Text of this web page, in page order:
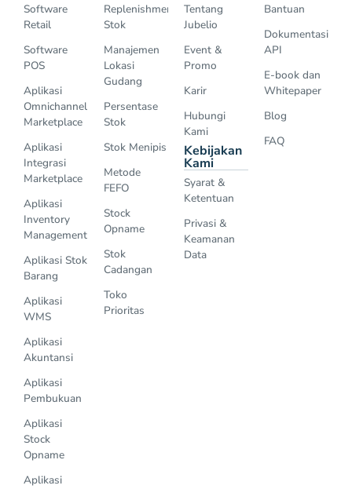
Software
Retail
Software
POS
Aplikasi
Omnichannel
Marketplace
Aplikasi
Integrasi
Marketplace
Aplikasi
Inventory
Management
Aplikasi Stok
Barang
Aplikasi
WMS
Aplikasi
Akuntansi
Aplikasi
Pembukuan
Aplikasi
Stock
Opname
Aplikasi
Replenishment
Stok
Manajemen
Lokasi
Gudang
Persentase
Stok
Stok Menipis
Metode
FEFO
Stock
Opname
Stok
Cadangan
Toko
Prioritas
Tentang
Jubelio
Event &
Promo
Karir
Hubungi
Kami
Kebijakan
Kami
Syarat &
Ketentuan
Privasi &
Keamanan
Data
Bantuan
Dokumentasi
API
E-book dan
Whitepaper
Blog
FAQ